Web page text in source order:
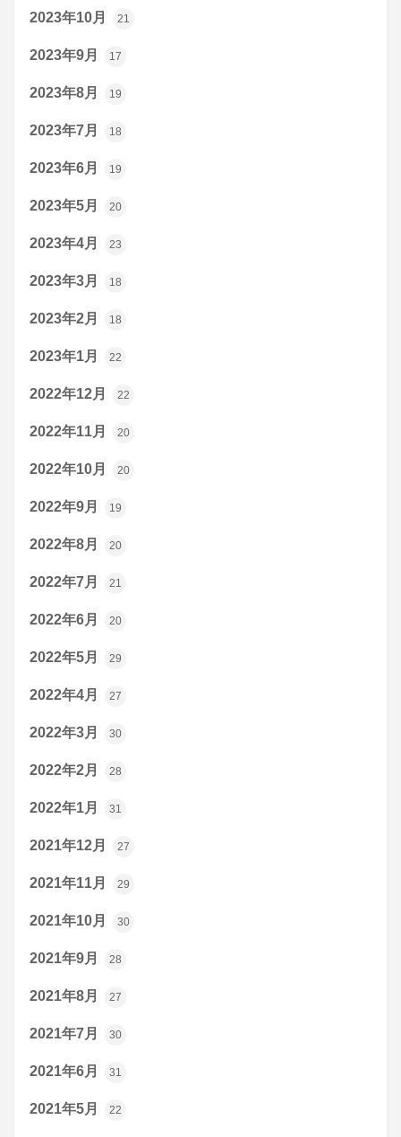
2023年10月 21
2023年9月 17
2023年8月 19
2023年7月 18
2023年6月 19
2023年5月 20
2023年4月 23
2023年3月 18
2023年2月 18
2023年1月 22
2022年12月 22
2022年11月 20
2022年10月 20
2022年9月 19
2022年8月 20
2022年7月 21
2022年6月 20
2022年5月 29
2022年4月 27
2022年3月 30
2022年2月 28
2022年1月 31
2021年12月 27
2021年11月 29
2021年10月 30
2021年9月 28
2021年8月 27
2021年7月 30
2021年6月 31
2021年5月 22